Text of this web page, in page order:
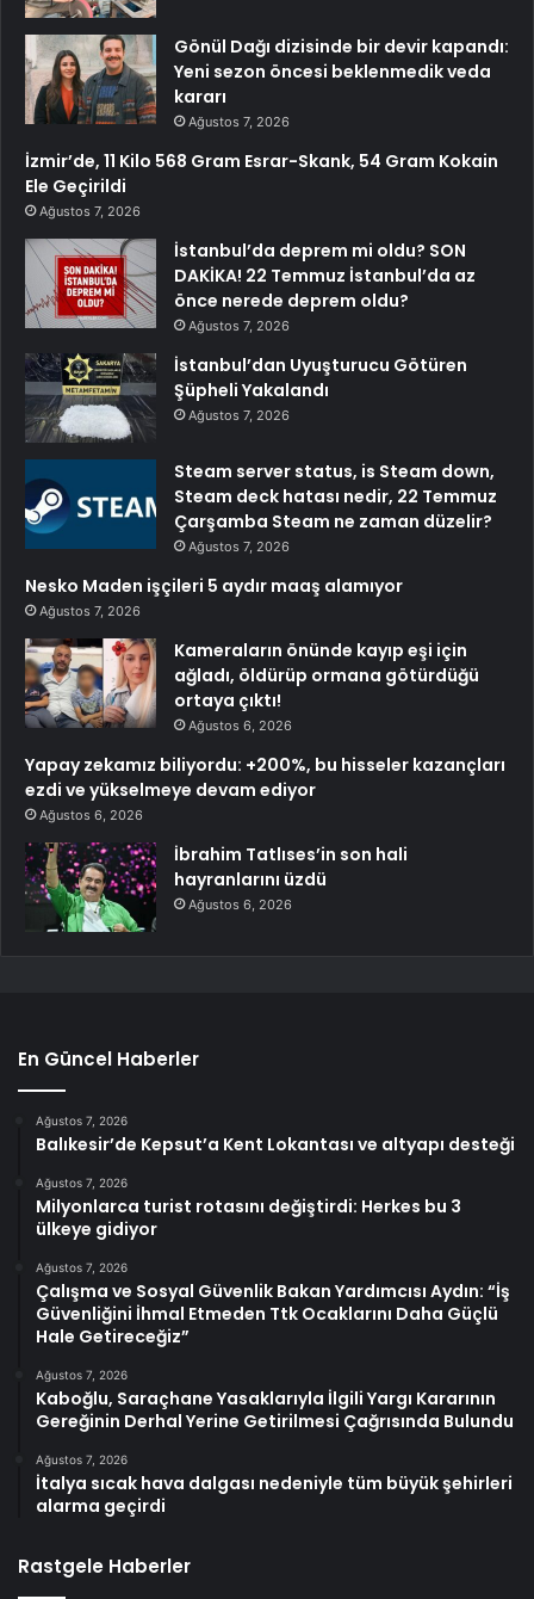
Gönül Dağı dizisinde bir devir kapandı:
Yeni sezon öncesi beklenmedik veda
kararı
Ağustos 7, 2026
İzmir’de, 11 Kilo 568 Gram Esrar-Skank, 54 Gram Kokain
Ele Geçirildi
Ağustos 7, 2026
İstanbul’da deprem mi oldu? SON
DAKİKA! 22 Temmuz İstanbul’da az
önce nerede deprem oldu?
Ağustos 7, 2026
İstanbul’dan Uyuşturucu Götüren
Şüpheli Yakalandı
Ağustos 7, 2026
Steam server status, is Steam down,
Steam deck hatası nedir, 22 Temmuz
Çarşamba Steam ne zaman düzelir?
Ağustos 7, 2026
Nesko Maden işçileri 5 aydır maaş alamıyor
Ağustos 7, 2026
Kameraların önünde kayıp eşi için
ağladı, öldürüp ormana götürdüğü
ortaya çıktı!
Ağustos 6, 2026
Yapay zekamız biliyordu: +200%, bu hisseler kazançları
ezdi ve yükselmeye devam ediyor
Ağustos 6, 2026
İbrahim Tatlıses’in son hali
hayranlarını üzdü
Ağustos 6, 2026
En Güncel Haberler
Ağustos 7, 2026
Balıkesir’de Kepsut’a Kent Lokantası ve altyapı desteği
Ağustos 7, 2026
Milyonlarca turist rotasını değiştirdi: Herkes bu 3
ülkeye gidiyor
Ağustos 7, 2026
Çalışma ve Sosyal Güvenlik Bakan Yardımcısı Aydın: “İş
Güvenliğini İhmal Etmeden Ttk Ocaklarını Daha Güçlü
Hale Getireceğiz”
Ağustos 7, 2026
Kaboğlu, Saraçhane Yasaklarıyla İlgili Yargı Kararının
Gereğinin Derhal Yerine Getirilmesi Çağrısında Bulundu
Ağustos 7, 2026
İtalya sıcak hava dalgası nedeniyle tüm büyük şehirleri
alarma geçirdi
Rastgele Haberler